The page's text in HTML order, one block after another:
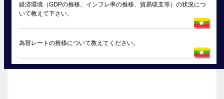
経済環境（GDPの推移、インフレ率の推移、貿易収支等）の状況につ
いて教えて下さい、
為替レートの推移について教えてください。